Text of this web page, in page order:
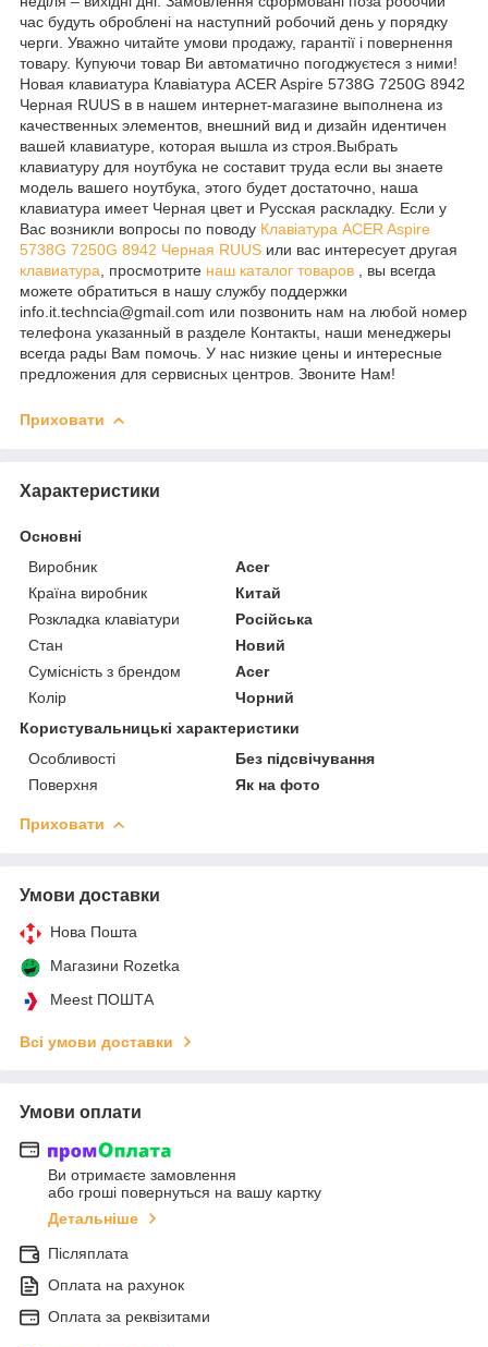
час будуть оброблені на наступний робочий день у порядку
черги. Уважно читайте умови продажу, гарантії і повернення
товару. Купуючи товар Ви автоматично погоджуєтеся з ними!
Новая клавиатура Клавіатура ACER Aspire 5738G 7250G 8942
Черная RUUS в в нашем интернет-магазине выполнена из
качественных элементов, внешний вид и дизайн идентичен
вашей клавиатуре, которая вышла из строя.Выбрать
клавиатуру для ноутбука не составит труда если вы знаете
модель вашего ноутбука, этого будет достаточно, наша
клавиатура имеет Черная цвет и Русская раскладку. Если у
Вас возникли вопросы по поводу Клавіатура ACER Aspire
5738G 7250G 8942 Черная RUUS или вас интересует другая
клавиатура , просмотрите наш каталог товаров , вы всегда
можете обратиться в нашу службу поддержки
info.it.techncia@gmail.com или позвонить нам на любой номер
телефона указанный в разделе Контакты, наши менеджеры
всегда рады Вам помочь. У нас низкие цены и интересные
предложения для сервисных центров. Звоните Нам!
Приховати
Характеристики
Основні
Виробник
Acer
Країна виробник
Китай
Розкладка клавіатури
Російська
Стан
Новий
Сумісність з брендом
Acer
Колір
Чорний
Користувальницькі характеристики
Особливості
Без підсвічування
Поверхня
Як на фото
Приховати
Умови доставки
Нова Пошта
Магазини Rozetka
Meest ПОШТА
Всі умови доставки
Умови оплати
Ви отримаєте замовлення
або гроші повернуться на вашу картку
Детальніше
Післяплата
Оплата на рахунок
Оплата за реквізитами